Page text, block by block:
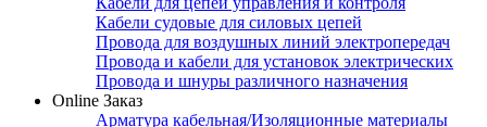
Кабели судовые для силовых цепей
Провода для воздушных линий электропередач
Провода и кабели для установок электрических
Провода и шнуры различного назначения
Online Заказ
Арматура кабельная/Изоляционные материалы